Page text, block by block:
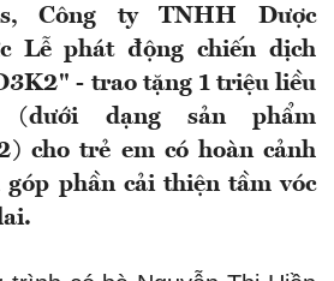
Công ty TNHH Dược
Lễ phát động chiến dịch
- trao tặng 1 triệu liều
(dưới dạng sản phẩm
cho trẻ em có hoàn cảnh
phần cải thiện tầm vóc